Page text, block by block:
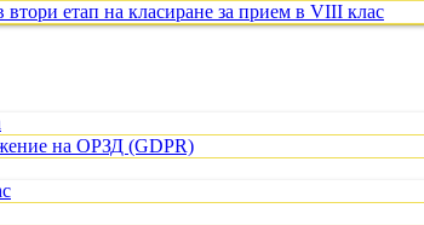
втори етап на класиране за прием в VIII клас
на ОРЗД (GDPR)